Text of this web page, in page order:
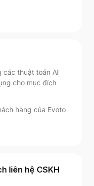
các thuật toán AI
cho mục đích
hàng của Evoto
liên hệ CSKH